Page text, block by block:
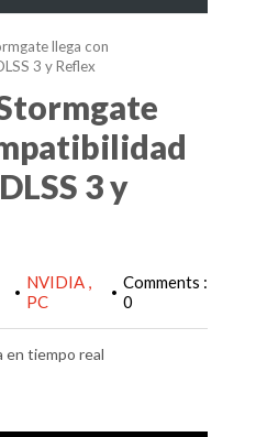
llega con
3 y Reflex
3 y
• NVIDIA
PC
• Comments :
0
en tiempo real